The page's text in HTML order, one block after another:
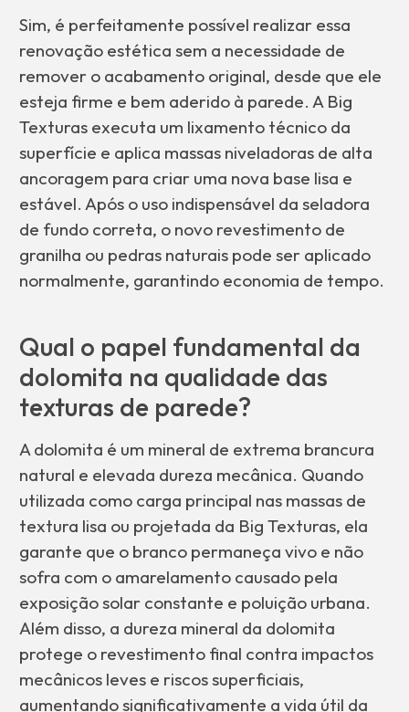
Sim, é perfeitamente possível realizar essa
renovação estética sem a necessidade de
remover o acabamento original, desde que ele
esteja firme e bem aderido à parede. A Big
Texturas executa um lixamento técnico da
superfície e aplica massas niveladoras de alta
ancoragem para criar uma nova base lisa e
estável. Após o uso indispensável da seladora
de fundo correta, o novo revestimento de
granilha ou pedras naturais pode ser aplicado
normalmente, garantindo economia de tempo.
Qual o papel fundamental da
dolomita na qualidade das
texturas de parede?
A dolomita é um mineral de extrema brancura
natural e elevada dureza mecânica. Quando
utilizada como carga principal nas massas de
textura lisa ou projetada da Big Texturas, ela
garante que o branco permaneça vivo e não
sofra com o amarelamento causado pela
exposição solar constante e poluição urbana.
Além disso, a dureza mineral da dolomita
protege o revestimento final contra impactos
mecânicos leves e riscos superficiais,
aumentando significativamente a vida útil da